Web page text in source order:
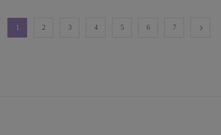
1 2 3 4 5 6 7